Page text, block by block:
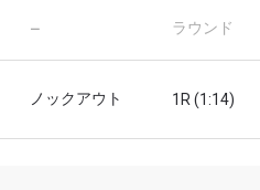
— ラウンド
ノックアウト 1R (1:14)
ー、ライブイベント
Eメール